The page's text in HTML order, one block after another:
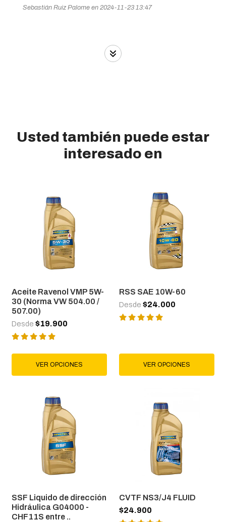
Sebastián Ruiz Palome en 2024-11-23 13:47
Usted también puede estar
interesado en
Aceite Ravenol VMP 5W-
30 (Norma VW 504.00 /
507.00)
Desde $19.900
VER OPCIONES
RSS SAE 10W-60
Desde $24.000
VER OPCIONES
SSF Liquido de dirección
Hidráulica G04000 -
CHF11S entre ..
CVTF NS3/J4 FLUID
$24.900